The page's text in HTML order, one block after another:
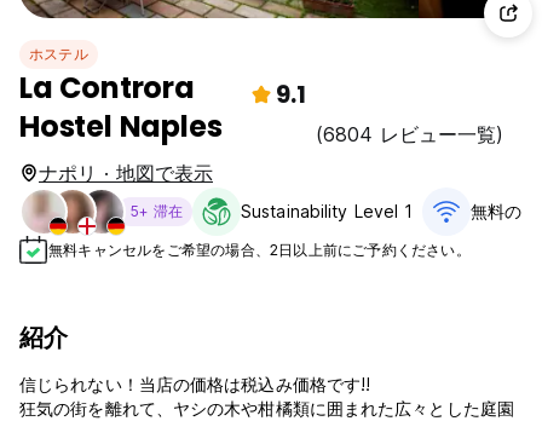
ホステル
La Controra
Hostel Naples
9.1
(6804 レビュー一覧)
ナポリ · 地図で表示
5+ 滞在 Sustainability Level 1 無料の
無料キャンセルをご希望の場合、2日以上前にご予約ください。
紹介
信じられない！当店の価格は税込み価格です!!
狂気の街を離れて、ヤシの木や柑橘類に囲まれた広々とした庭園